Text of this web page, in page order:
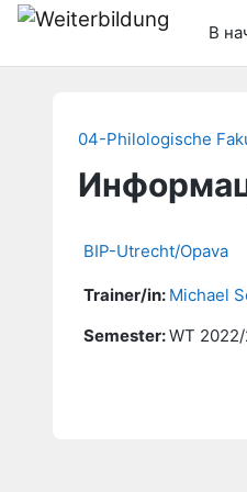
Перейти к основному
В
04-Philologische
BIP-Utrecht/Opava
Trainer/in: Michael
Semester:WT